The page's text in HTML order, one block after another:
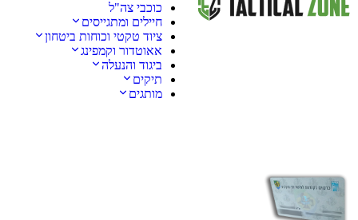
כוכבי צה"ל
חיילים ומתגייסים
ציוד טקטי וכוחות ביטחון
אאוטדור וקמפינג
ביגוד והנעלה
תיקים
מותגים